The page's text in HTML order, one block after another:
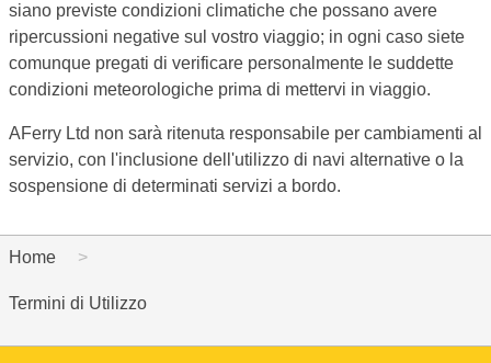
siano previste condizioni climatiche che possano avere
ripercussioni negative sul vostro viaggio; in ogni caso siete
comunque pregati di verificare personalmente le suddette
condizioni meteorologiche prima di mettervi in viaggio.
AFerry Ltd non sarà ritenuta responsabile per cambiamenti al
servizio, con l'inclusione dell'utilizzo di navi alternative o la
sospensione di determinati servizi a bordo.
Home
Termini di Utilizzo